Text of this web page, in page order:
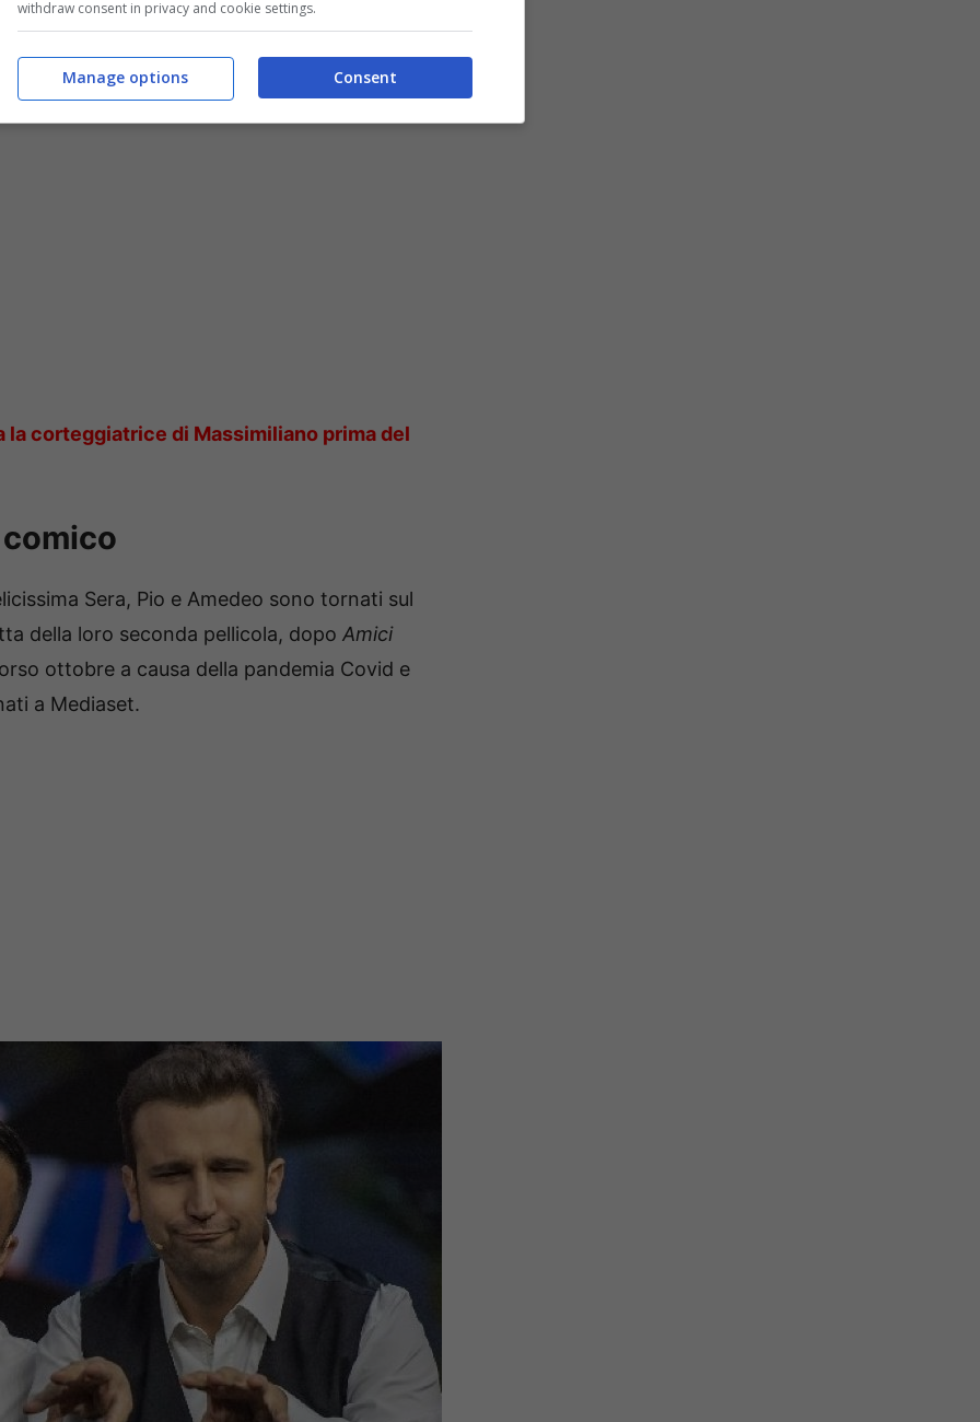
Palmas matrimonio segreto : la coppia si
la corteggiatrice di Massimiliano prima del
Sera, Pio e Amedeo sono tornati sul
della loro seconda pellicola, dopo Amici
ottobre a causa della pandemia Covid e
a Mediaset.
withdraw consent in privacy and cookie settings.
Consent
Manage options